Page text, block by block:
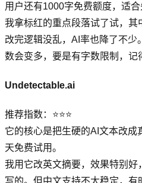
用户还有1000字免费额度，适合
我拿标红的重点段落试了试，其
改完逻辑没乱，AI率也降了不少
数会变多，要是有字数限制，记
Undetectable.ai
推荐指数：⭐⭐⭐
它的核心是把生硬的AI文本改成
天免费试用。
我用它改英文摘要，效果特别